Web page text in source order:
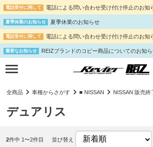
電話受付に関して 電話による問い合わせ受け付け停止のお知
夏季休業のお知らせ 夏季休業のお知らせ
電話受付に関して 電話による問い合わせ受け付け停止のお知
重要なお知らせ REIZブランドのコピー商品についてのお知
全商品 車種からさがす ■ NISSAN NISSAN 販売終
デュアリス
2件中 1〜2件目 並び替え